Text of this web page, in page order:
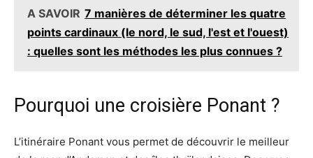
A SAVOIR 7 manières de déterminer les quatre
points cardinaux (le nord, le sud, l'est et l'ouest)
: quelles sont les méthodes les plus connues ?
Pourquoi une croisière Ponant ?
L’itinéraire Ponant vous permet de découvrir le meilleur